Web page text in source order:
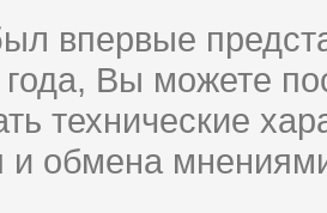
впервые
года, Вы можете
технические
обмена